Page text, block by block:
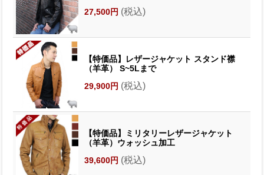
27,500円 (税込)
【特価品】レザージャケット スタンド襟
（羊革） S~5Lまで
29,900円 (税込)
【特価品】ミリタリーレザージャケット
（羊革）ウォッシュ加工
39,600円 (税込)